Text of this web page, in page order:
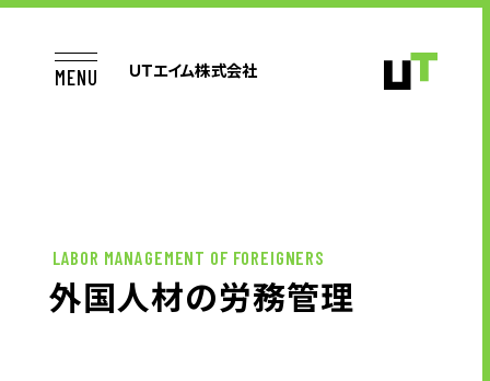
MENU ＵＴエイム株式会社
LABOR MANAGEMENT OF FOREIGNERS
外国人材の労務管理